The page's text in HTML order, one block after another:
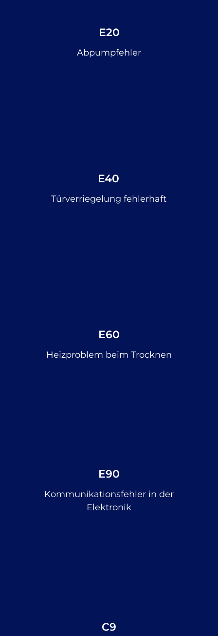
E20
Abpumpfehler
E40
Türverriegelung fehlerhaft
E60
Heizproblem beim Trocknen
E90
Kommunikationsfehler in der
Elektronik
C9